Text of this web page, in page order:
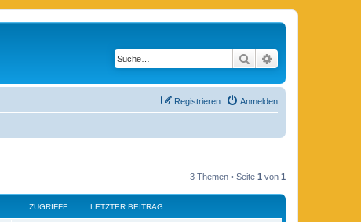
Suche
Anmelden
Registrieren
3 Themen • Seite 1 von 1
ZUGRIFFE LETZTER BEITRAG